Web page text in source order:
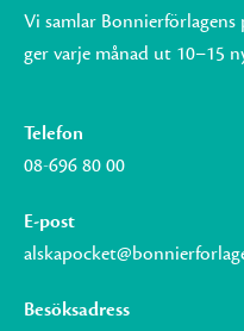
Vi samlar
ger varje månad ut 10–15
Telefon
08-696 80 00
E-post
Besöksadress